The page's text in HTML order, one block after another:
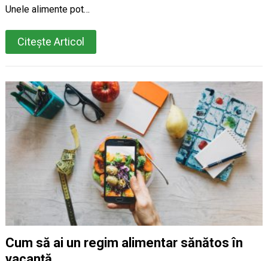
Unele alimente pot…
Citește Articol
Cum să ai un regim alimentar sănătos în